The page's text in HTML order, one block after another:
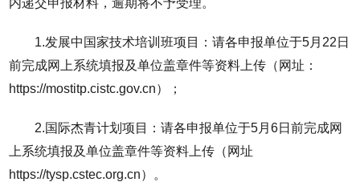
1.发展中国家技术培训班项目：请各申报单位于5月22日
前完成网上系统填报及单位盖章件等资料上传（网址：
https://mostitp.cistc.gov.cn）；
2.国际杰青计划项目：请各申报单位于5月6日前完成网
上系统填报及单位盖章件等资料上传（网址
https://tysp.cstec.org.cn）。